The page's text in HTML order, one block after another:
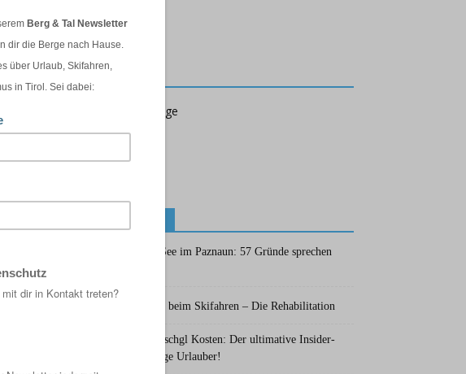
RSS – Beiträge
Skiurlaub in See im Paznaun: 57 Gründe sprechen
Kreuzbandriss beim Skifahren – Die Rehabilitation
Skifahren in Ischgl Kosten: Der ultimative Insider-
Guide für kluge Urlauber!